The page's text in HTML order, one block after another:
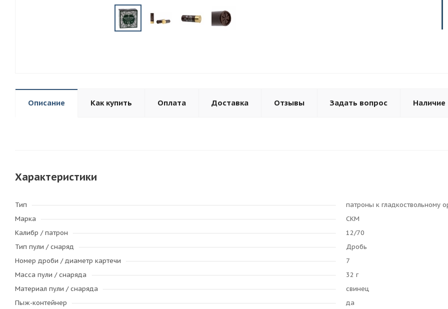
Описание Как купить Оплата Доставка Отзывы Задать вопрос Наличие
Характеристики
Тип
патроны к гладкоствольному
Марка
СКМ
Калибр / патрон
12/70
Тип пули / cнаряд
Дробь
Номер дроби / диаметр картечи
7
Масса пули / снаряда
32 г
Материал пули / снаряда
свинец
Пыж-контейнер
да